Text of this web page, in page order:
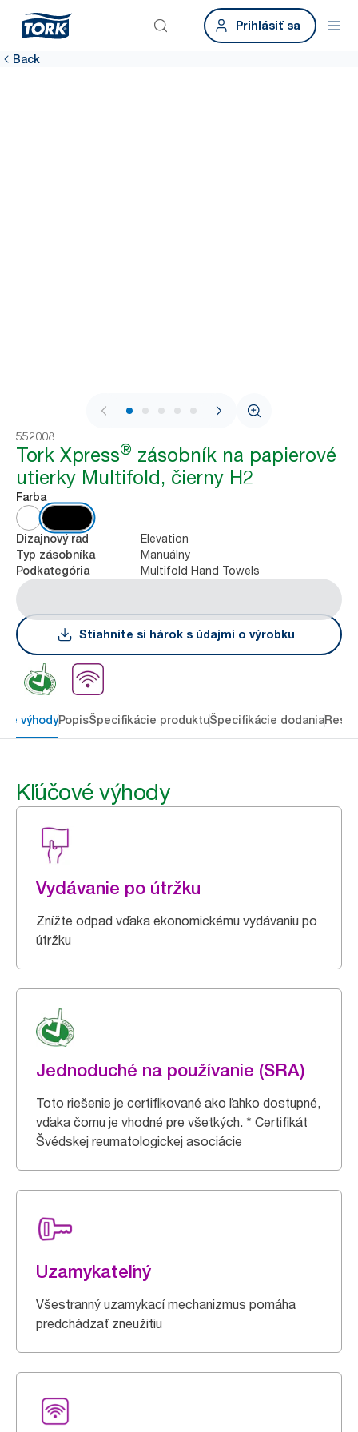
Prihlásiť sa
Back
1 / 9
552008
Tork Xpress® zásobník na papierové
utierky Multifold, čierny H2
Farba
Dizajnový rad Elevation
Typ zásobníka Manuálny
Podkategória Multifold Hand Towels
Stiahnite si hárok s údajmi o výrobku
výhodyPopisŠpecifikácie produktuŠpecifikácie dodania
Kľúčové výhody
Vydávanie po útržku
Znížte odpad vďaka ekonomickému vydávaniu po
útržku
Jednoduché na používanie (SRA)
Toto riešenie je certifikované ako ľahko dostupné,
vďaka čomu je vhodné pre všetkých. * Certifikát
Švédskej reumatologickej asociácie
Uzamykateľný
Všestranný uzamykací mechanizmus pomáha
predchádzať zneužitiu